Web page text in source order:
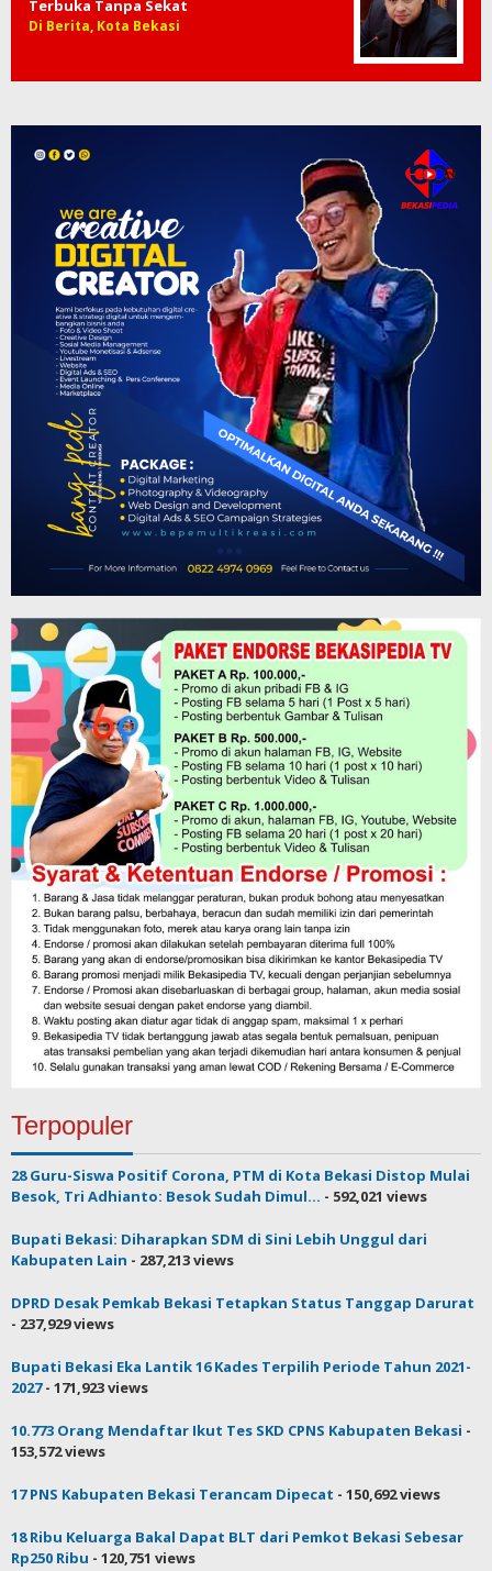
Terbuka Tanpa Sekat
Di Berita, Kota Bekasi
Terpopuler
28 Guru-Siswa Positif Corona, PTM di Kota Bekasi Distop Mulai
Besok, Tri Adhianto: Besok Sudah Dimul... - 592,021 views
Bupati Bekasi: Diharapkan SDM di Sini Lebih Unggul dari
Kabupaten Lain - 287,213 views
DPRD Desak Pemkab Bekasi Tetapkan Status Tanggap Darurat
- 237,929 views
Bupati Bekasi Eka Lantik 16 Kades Terpilih Periode Tahun 2021-
2027- 171,923 views
10.773 Orang Mendaftar Ikut Tes SKD CPNS Kabupaten Bekasi -
153,572 views
17 PNS Kabupaten Bekasi Terancam Dipecat - 150,692 views
18 Ribu Keluarga Bakal Dapat BLT dari Pemkot Bekasi Sebesar
Rp250 Ribu - 120,751 views